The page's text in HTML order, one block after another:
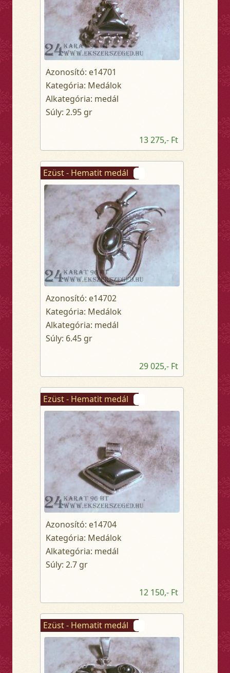
Azonosító: e14701
Kategória: Medálok
Alkategória: medál
Súly: 2.95 gr
13 275,- Ft
Ezüst - Hematit medál
Azonosító: e14702
Kategória: Medálok
Alkategória: medál
Súly: 6.45 gr
29 025,- Ft
Ezüst - Hematit medál
Azonosító: e14704
Kategória: Medálok
Alkategória: medál
Súly: 2.7 gr
12 150,- Ft
Ezüst - Hematit medál